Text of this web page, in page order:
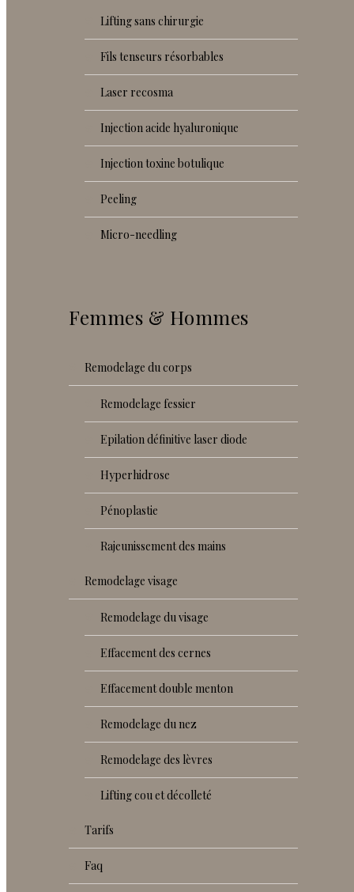
lifting sans chirurgie
fils tenseurs résorbables
laser recosma
injection acide hyaluronique
injection toxine botulique
peeling
micro-needling
Femmes & Hommes
remodelage du corps
remodelage fessier
epilation définitive laser diode
hyperhidrose
pénoplastie
rajeunissement des mains
remodelage visage
remodelage du visage
effacement des cernes
effacement double menton
remodelage du nez
remodelage des lèvres
lifting cou et décolleté
tarifs
faq